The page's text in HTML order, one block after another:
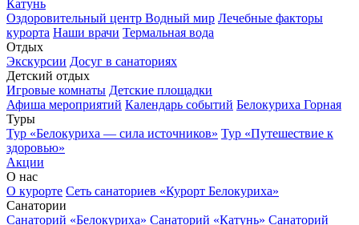
Катунь
Оздоровительный центр Водный мир Лечебные факторы
курорта Наши врачи Термальная вода
Отдых
Экскурсии Досуг в санаториях
Детский отдых
Игровые комнаты Детские площадки
Афиша мероприятий Календарь событий Белокуриха Горная
Туры
Тур «Белокуриха — сила источников» Тур «Путешествие к
здоровью»
Акции
О нас
О курорте Сеть санаториев «Курорт Белокуриха»
Санатории
Санаторий «Белокуриха» Санаторий «Катунь» Санаторий